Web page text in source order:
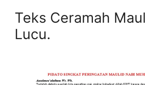
Teks Ceramah
Lucu.